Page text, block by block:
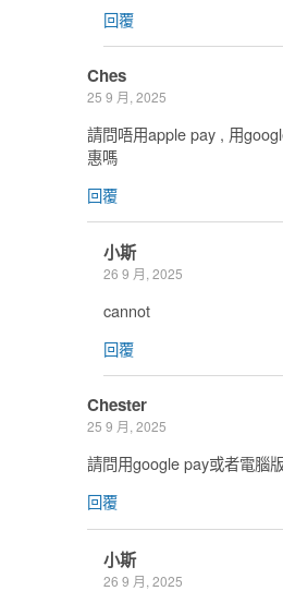
回覆
Ches
25 9 月, 2025
請問唔用apple pay , 用
惠嗎
回覆
小斯
26 9 月, 2025
cannot
回覆
Chester
25 9 月, 2025
請問用google pay或者電腦
回覆
小斯
26 9 月, 2025